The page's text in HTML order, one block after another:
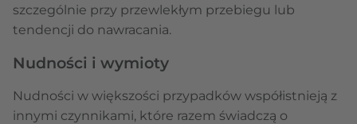
szczególnie przy przewlekłym przebiegu lub
tendencji do nawracania.
Nudności i wymioty
Nudności w większości przypadków współistnieją z
innymi czynnikami, które razem świadczą o